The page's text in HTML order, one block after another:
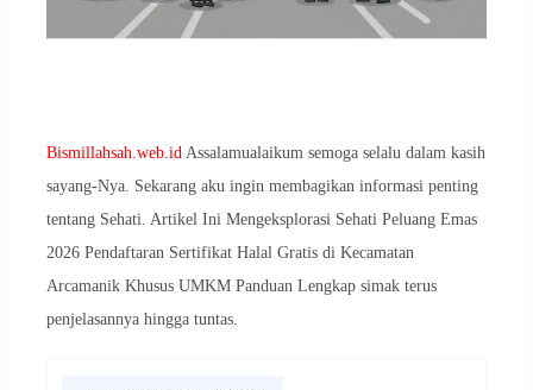
Bismillahsah.web.idAssalamualaikum semoga selalu dalam kasih
sayang-Nya. Sekarang aku ingin membagikan informasi penting
tentang Sehati. Artikel Ini Mengeksplorasi Sehati Peluang Emas
2026 Pendaftaran Sertifikat Halal Gratis di Kecamatan
Arcamanik Khusus UMKM Panduan Lengkap simak terus
penjelasannya hingga tuntas.